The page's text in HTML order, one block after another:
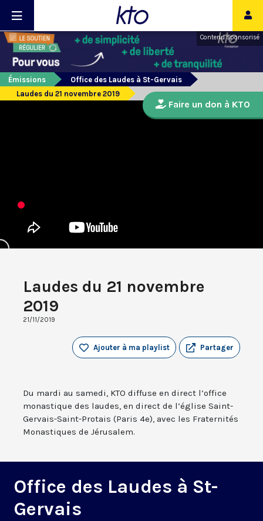
Contenu sponsorisé
Émissions
Office des Laudes à St-Gervais
Laudes du 21 novembre 2019
Laudes du 21 novembre
2019
21/11/2019
Partager
Ajouter à ma playlist
Du mardi au samedi, KTO diffuse en direct l’office
monastique des laudes, en direct de l’église Saint-
Gervais-Saint-Protais (Paris 4e), avec les Fraternités
Monastiques de Jérusalem.
Office des Laudes à St-
Gervais
Faire un don à KTO